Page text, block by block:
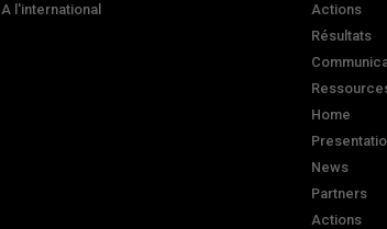
A l'international
Actions
Résultats
Home
News
Partners
Actions